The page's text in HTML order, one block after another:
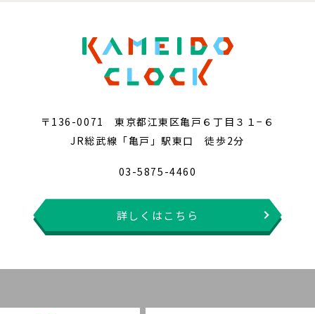
〒136-0071 東京都江東区亀戸６丁目３１−６
JR総武線「亀戸」駅東口 徒歩2分
03-5875-4460
詳しくはこちら